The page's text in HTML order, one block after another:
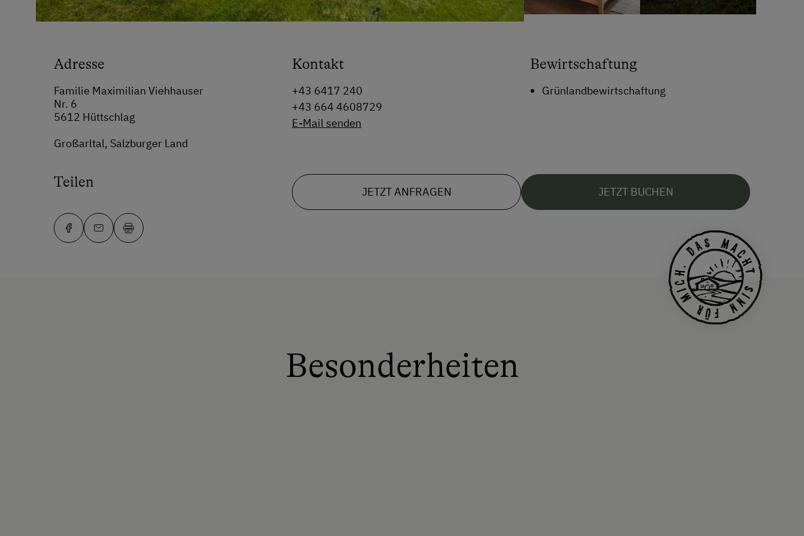
Adresse
Familie Maximilian Viehhauser
Nr. 6
5612 Hüttschlag
Großarltal, Salzburger Land
Kontakt
+43 6417 240
+43 664 4608729
E-Mail senden
Bewirtschaftung
Grünlandbewirtschaftung
Teilen
JETZT ANFRAGEN JETZT BUCHEN
Besonderheiten